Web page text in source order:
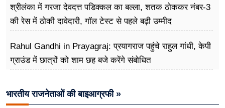
श्रीलंका में गरजा देवदत्त पडिक्कल का बल्ला, शतक ठोककर नंबर-3
की रेस में ठोकी दावेदारी, गॉल टेस्ट से पहले बढ़ी उम्मीद
Rahul Gandhi in Prayagraj: प्रयागराज पहुंचे राहुल गांधी, केपी
ग्राउंड में छात्रों को शाम छह बजे करेंगे संबोधित
भारतीय राजनेताओं की बाइआग्रफी »